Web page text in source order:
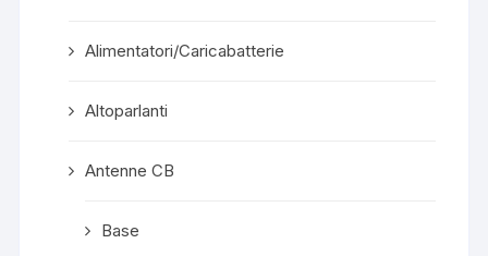
Alimentatori/Caricabatterie
Altoparlanti
Antenne CB
Base